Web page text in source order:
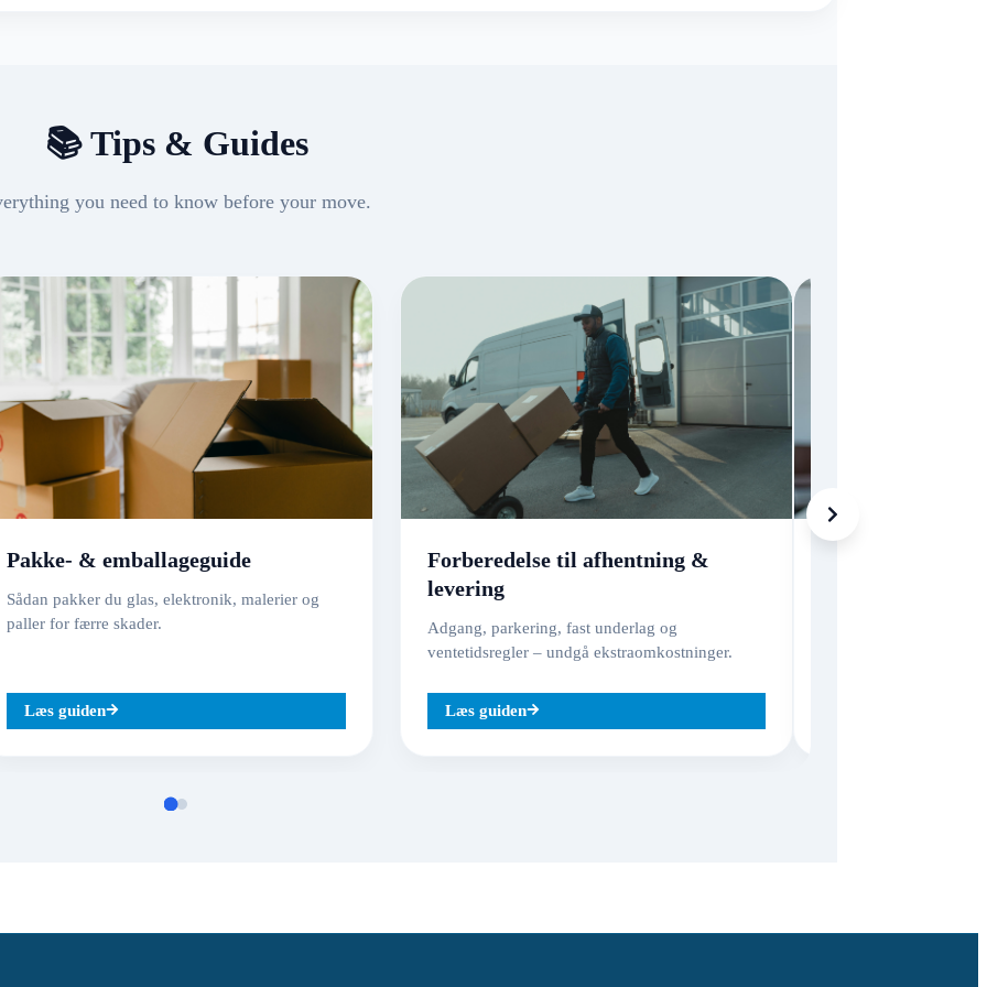
📚 Tips & Guides
you need to know before your move.
Pakke- & emballageguide
Sådan pakker du glas, elektronik, malerier og
paller for færre skader.
Læs guiden
Forberedelse til afhentning &
levering
Adgang, parkering, fast underlag og
ventetidsregler – undgå ekstraomkostninger.
Læs guiden